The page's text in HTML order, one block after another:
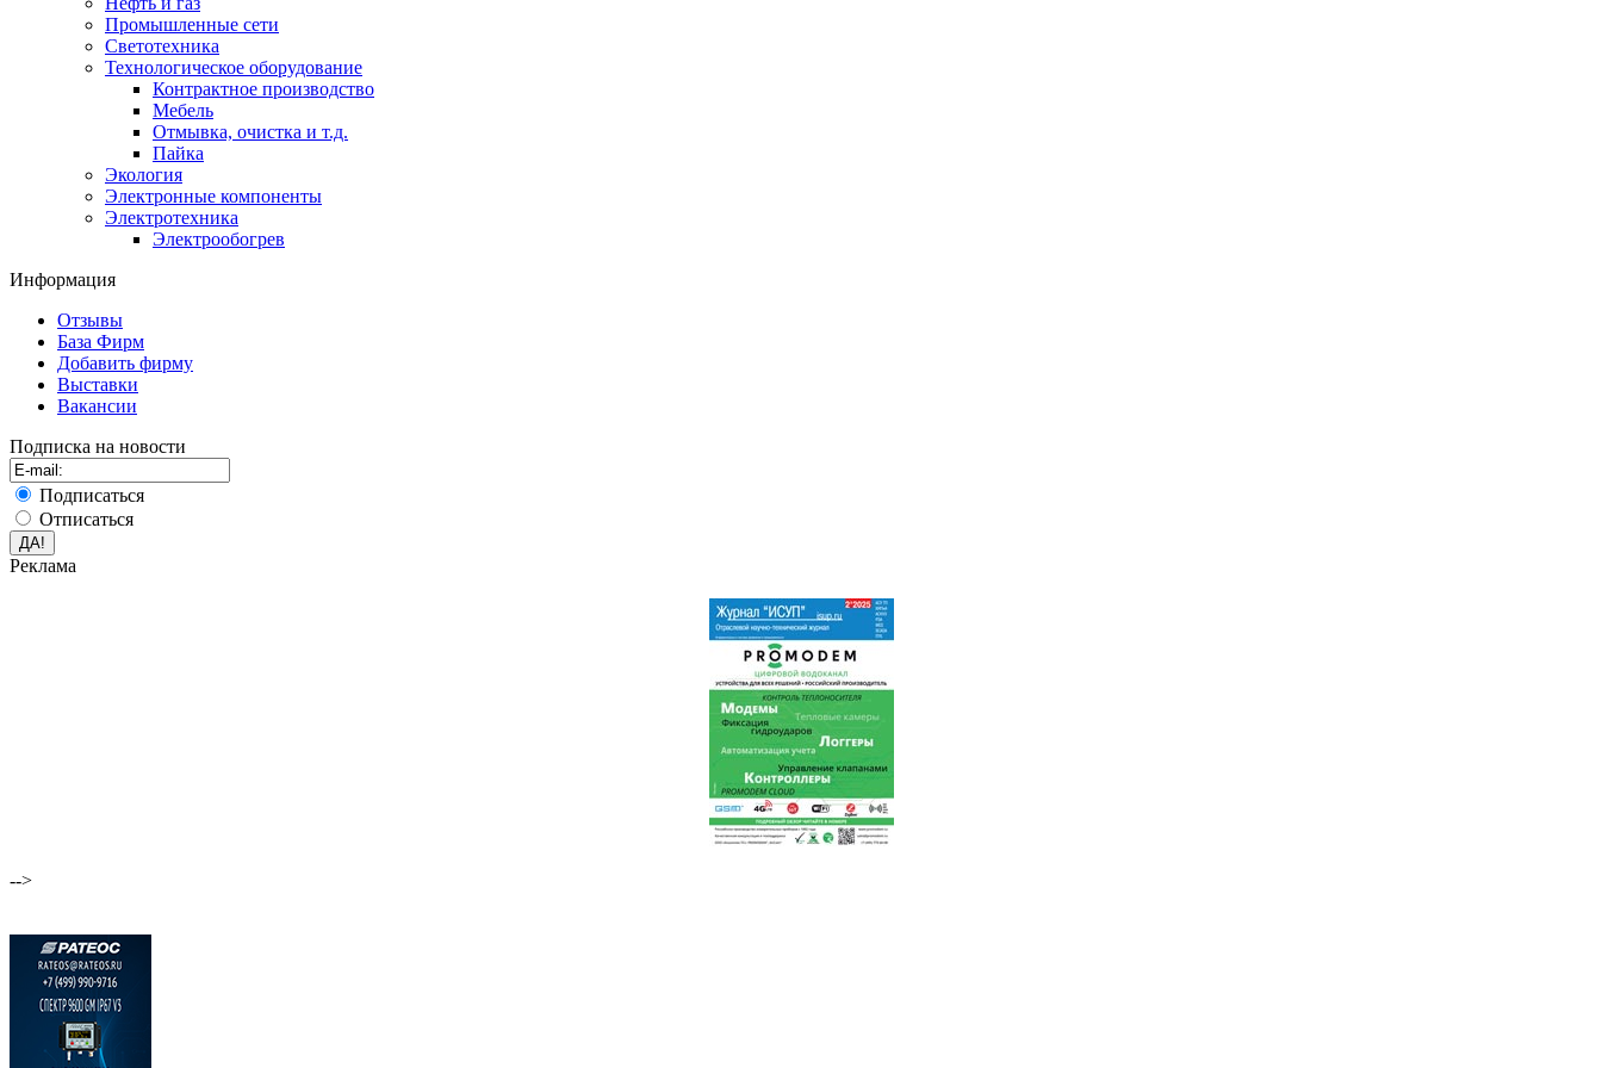
Промышленные сети
Светотехника
Технологическое оборудование
Контрактное производство
Мебель
Отмывка, очистка и т.д.
Пайка
Экология
Электронные компоненты
Электротехника
Электрообогрев
Информация
Отзывы
База Фирм
Добавить фирму
Выставки
Вакансии
Подписка на новости
Подписаться
Отписаться
Реклама
-->